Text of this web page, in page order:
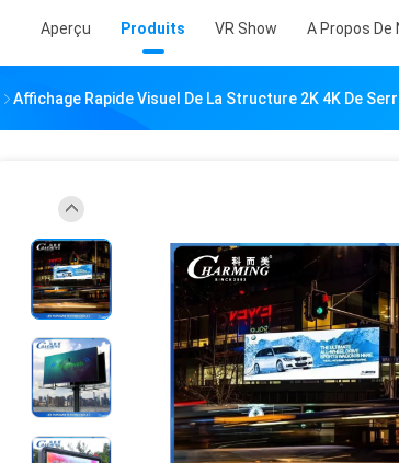
Aperçu Produits VR Show A Propos De
Affichage Rapide Visuel De La Structure 2K 4K De